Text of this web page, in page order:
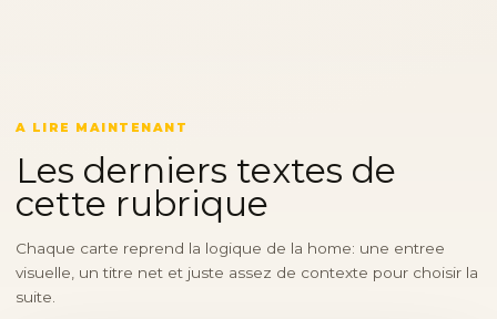
A LIRE MAINTENANT
Les derniers textes de
cette rubrique
Chaque carte reprend la logique de la home: une entree
visuelle, un titre net et juste assez de contexte pour choisir la
suite.